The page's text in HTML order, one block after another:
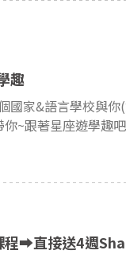
趣
國家&語言學校與你
~跟著星座遊學趣
➡︎直接送4週